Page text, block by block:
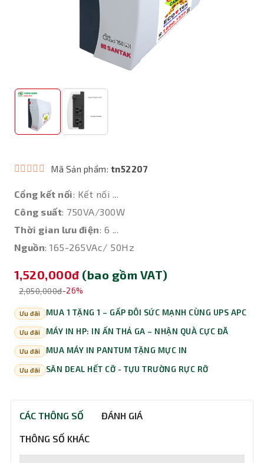
Mã Sản phẩm: tn52207
Cổng kết nối: Kết nối ...
Công suất: 750VA/300W
Thời gian lưu điện: 6 ...
Nguồn: 165-265VAc/ 50Hz
1,520,000đ (bao gồm VAT)
2,050,000đ-26%
Ưu đãi MUA 1 TẶNG 1 – GẤP ĐÔI SỨC MẠNH CÙNG UPS APC
Ưu đãi MÁY IN HP: IN ẤN THẢ GA – NHẬN QUÀ CỰC ĐÃ
Ưu đãi MUA MÁY IN PANTUM TẶNG MỰC IN
Ưu đãi SĂN DEAL HẾT CỠ - TỰU TRƯỜNG RỰC RỠ
CÁC THÔNG SỐ ĐÁNH GIÁ
THÔNG SỐ KHÁC